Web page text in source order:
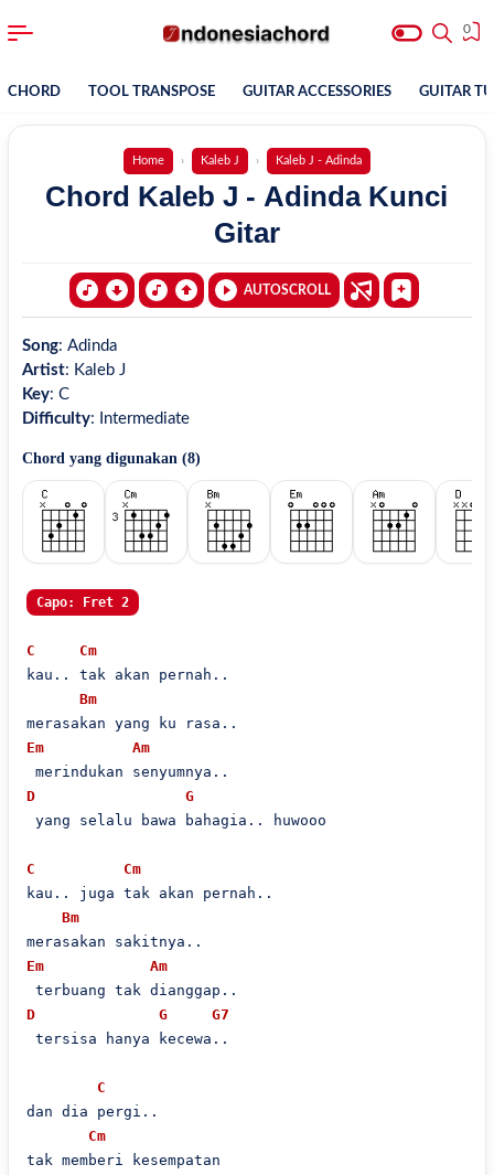
0
CHORD TOOL TRANSPOSE GUITAR ACCESSORIES GUITAR
Home Kaleb J Kaleb J - Adinda
Chord Kaleb J - Adinda Kunci
Gitar
AUTOSCROLL
Song: Adinda
Artist: Kaleb J
Key: C
Difficulty: Intermediate
Chord yang digunakan (8)
Capo: Fret 2
C
Cm
kau.. tak akan pernah..
Bm
Em
Am
D
G
yang selalu bawa bahagia.. huwooo
C
Cm
kau.. juga tak akan pernah..
Bm
Em
Am
D
G
G7
tersisa hanya kecewa..
C
dan dia pergi..
Cm
tak memberi kesempatan